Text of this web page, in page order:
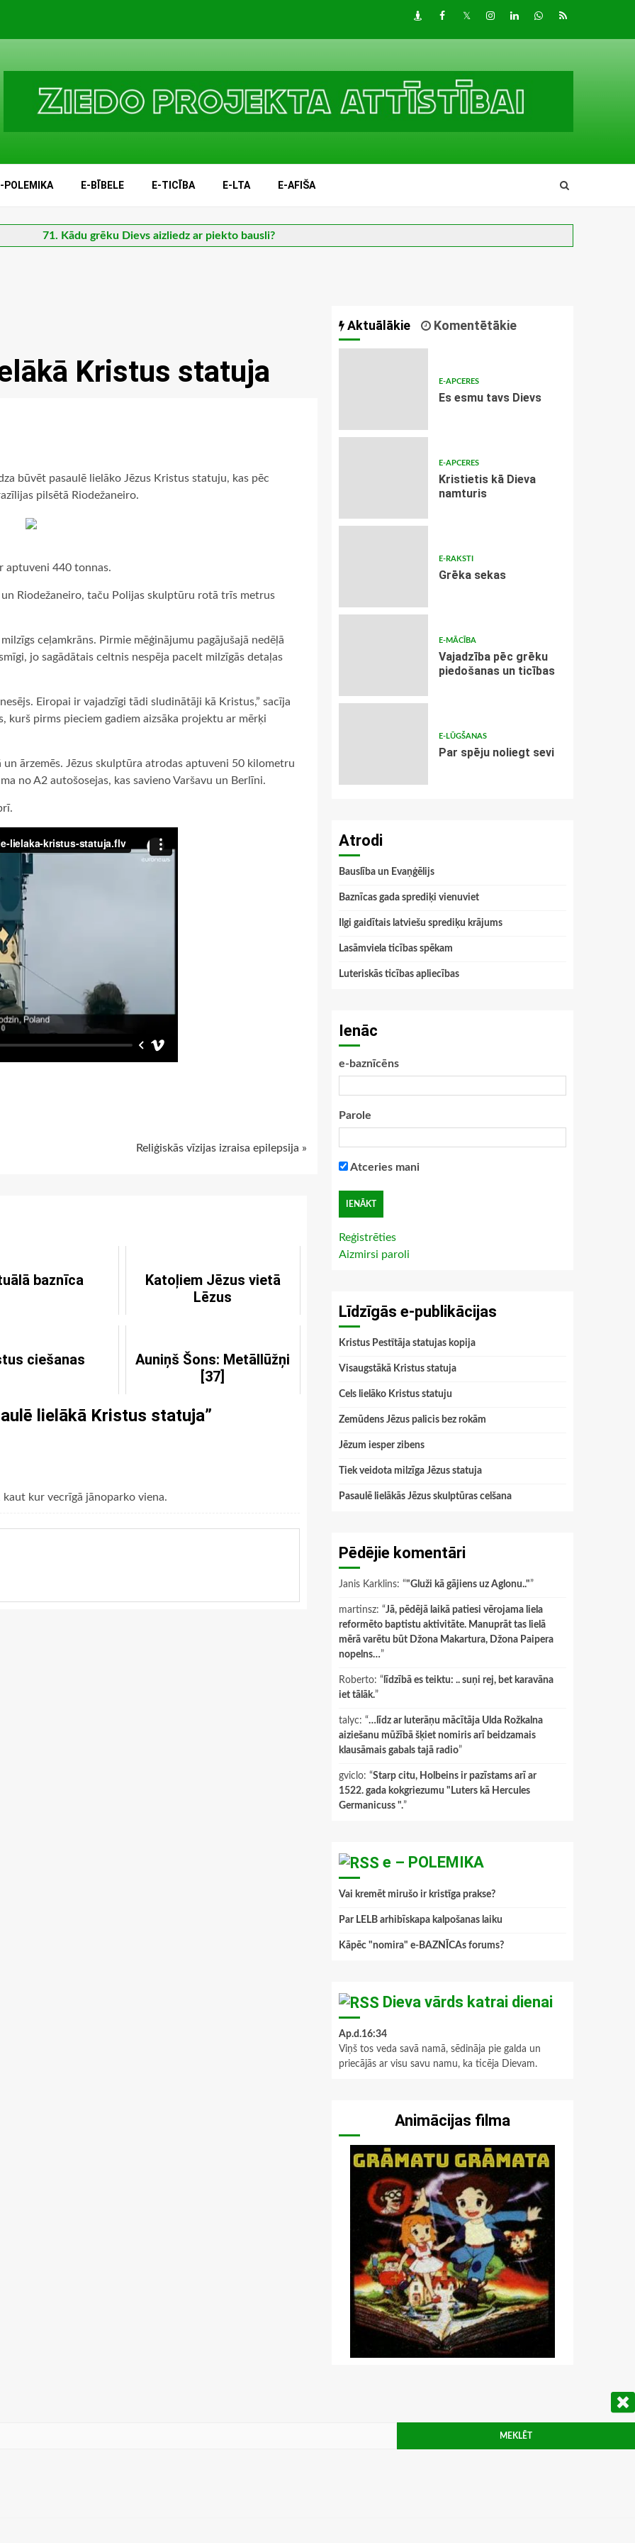
DraugiemFacebook
TwitterInstagram
LinkedInwhatsapp
RSS
POLEMIKA E-BĪBELE E-TICĪBA E-LTA E-AFIŠA
71. Kādu grēku Dievs aizliedz ar piekto bausli?
Kristus statuja
būvēt pasaulē lielāko Jēzus Kristus statuju, kas pēc
pilsētā Riodežaneiro.
aptuveni 440 tonnas.
Riodežaneiro, taču Polijas skulptūru rotā trīs metrus
ceļamkrāns. Pirmie mēģinājumu pagājušajā nedēļā
jo sagādātais celtnis nespēja pacelt milzīgās detaļas
Eiropai ir vajadzīgi tādi sludinātāji kā Kristus,” sacīja
kurš pirms pieciem gadiem aizsāka projektu ar mērķi
ārzemēs. Jēzus skulptūra atrodas aptuveni 50 kilometru
no A2 autošosejas, kas savieno Varšavu un Berlīni.
Reliģiskās vīzijas izraisa epilepsija »
baznīca
Katoļiem Jēzus vietā
Lēzus
ciešanas
Auniņš Šons: Metāllūžņi
[37]
lielākā Kristus statuja”
kur vecrīgā jānoparko viena.
Aktuālākie Komentētākie
E-APCERES
Es esmu tavs Dievs
E-APCERES
Kristietis kā Dieva
namturis
E-RAKSTI
Grēka sekas
E-MĀCĪBA
Vajadzība pēc grēku
piedošanas un ticības
E-LŪGŠANAS
Par spēju noliegt sevi
Atrodi
Bauslība un Evaņģēlijs
Baznīcas gada sprediķi vienuviet
Ilgi gaidītais latviešu sprediķu krājums
Lasāmviela ticības spēkam
Luteriskās ticības apliecības
Ienāc
e-baznīcēns
Parole
Atceries mani
Reģistrēties
Aizmirsi paroli
Līdzīgās e-publikācijas
Kristus Pestītāja statujas kopija
Visaugstākā Kristus statuja
Cels lielāko Kristus statuju
Zemūdens Jēzus palicis bez rokām
Jēzum iesper zibens
Tiek veidota milzīga Jēzus statuja
Pasaulē lielākās Jēzus skulptūras celšana
Pēdējie komentāri
Janis Karklins: “"Gluži kā gājiens uz Aglonu.."”
martinsz: “Jā, pēdējā laikā patiesi vērojama liela
reformēto baptistu aktivitāte. Manuprāt tas lielā
mērā varētu būt Džona Makartura, Džona Paipera
nopelns…”
Roberto: “ līdzībā es teiktu: .. suņi rej, bet karavāna
iet tālāk.”
talyc: “…līdz ar luterāņu mācītāja Ulda Rožkalna
aiziešanu mūžībā šķiet nomiris arī beidzamais
klausāmais gabals tajā radio”
gviclo: “Starp citu, Holbeins ir pazīstams arī ar
1522. gada kokgriezumu "Luters kā Hercules
Germanicuss ".”
e – POLEMIKA
Vai kremēt mirušo ir kristīga prakse?
Par LELB arhibīskapa kalpošanas laiku
Kāpēc "nomira" e-BAZNĪCAs forums?
Dieva vārds katrai dienai
Ap.d.16:34
Viņš tos veda savā namā, sēdināja pie galda un
priecājās ar visu savu namu, ka ticēja Dievam.
Animācijas filma